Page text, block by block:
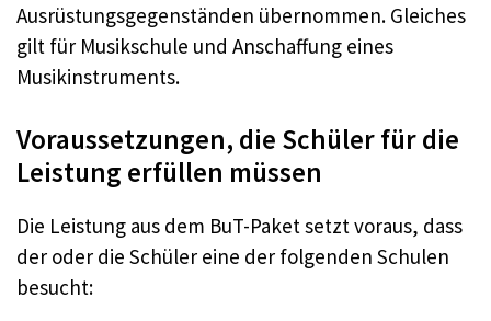
Ausrüstungsgegenständen übernommen. Gleiches
gilt für Musikschule und Anschaffung eines
Musikinstruments.
Voraussetzungen, die Schüler für die
Leistung erfüllen müssen
Die Leistung aus dem BuT-Paket setzt voraus, dass
der oder die Schüler eine der folgenden Schulen
besucht: